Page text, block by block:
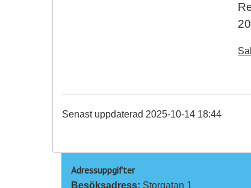
Senast uppdaterad 2025-10-14 18:44
Adressuppgifter
Besöksadress: Storgatan 1